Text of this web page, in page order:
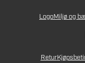
LogoMiljø og
Retur